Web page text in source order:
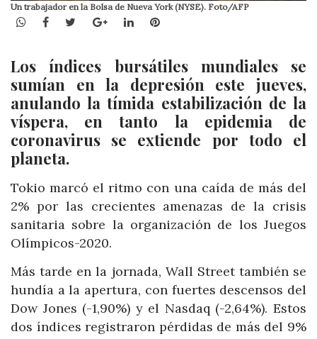
Un trabajador en la Bolsa de Nueva York (NYSE). Foto/AFP
WhatsApp
Facebook
TwitterGoogle+LinkedInPinterest
Los índices bursátiles mundiales se
sumían en la depresión este jueves,
anulando la tímida estabilización de la
víspera, en tanto la epidemia de
coronavirus se extiende por todo el
planeta.
Tokio marcó el ritmo con una caída de más del
2% por las crecientes amenazas de la crisis
sanitaria sobre la organización de los Juegos
Olímpicos-2020.
Más tarde en la jornada, Wall Street también se
hundía a la apertura, con fuertes descensos del
Dow Jones (-1,90%) y el Nasdaq (-2,64%). Estos
dos índices registraron pérdidas de más del 9%